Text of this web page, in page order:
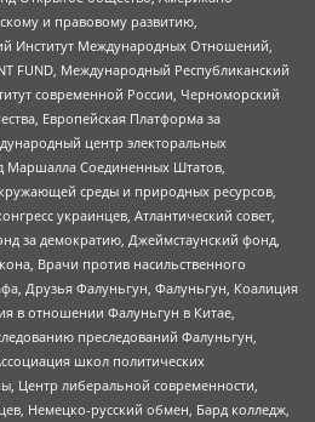
и правовому развитию,
Институт Международных Отношений,
FUND, Международный Республиканский
современной России, Черноморский
Европейская Платформа за
центр электоральных
Маршалла Соединенных Штатов,
среды и природных ресурсов,
украинцев, Атлантический совет,
за демократию, Джеймстаунский фонд,
Врачи против насильственного
Друзья Фалуньгун, Фалуньгун, Коалиция
в отношении Фалуньгун в Китае,
преследований Фалуньгун,
школ политических
Центр либеральной современности,
Немецко-русский обмен, Бард колледж,